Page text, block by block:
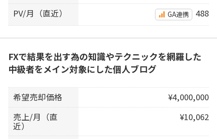
PV/月（直近） GA連携 488
FXで結果を出す為の知識やテクニックを網羅した
中級者をメイン対象にした個人ブログ
希望売却価格
¥4,000,000
売上/月（直
近）
¥10,062